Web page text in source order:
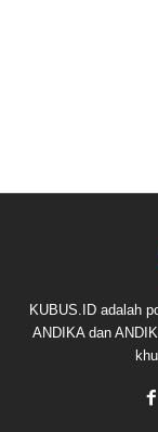
KUBUS.ID adalah
ANDIKA dan